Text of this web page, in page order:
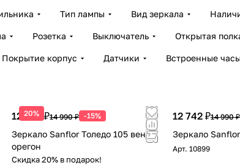
Тип лампы Вид зеркала
Розетка Выключатель Открытая
Покрытие корпус Датчики Встроенные часы
20%
12 742 ₽14 990 ₽ -15%
Зеркало Sanflor Толедо 105 венге,
орегон
Скидка 20% в подарок!
12 742 ₽14 990 ₽
Зеркало
Арт. 10899